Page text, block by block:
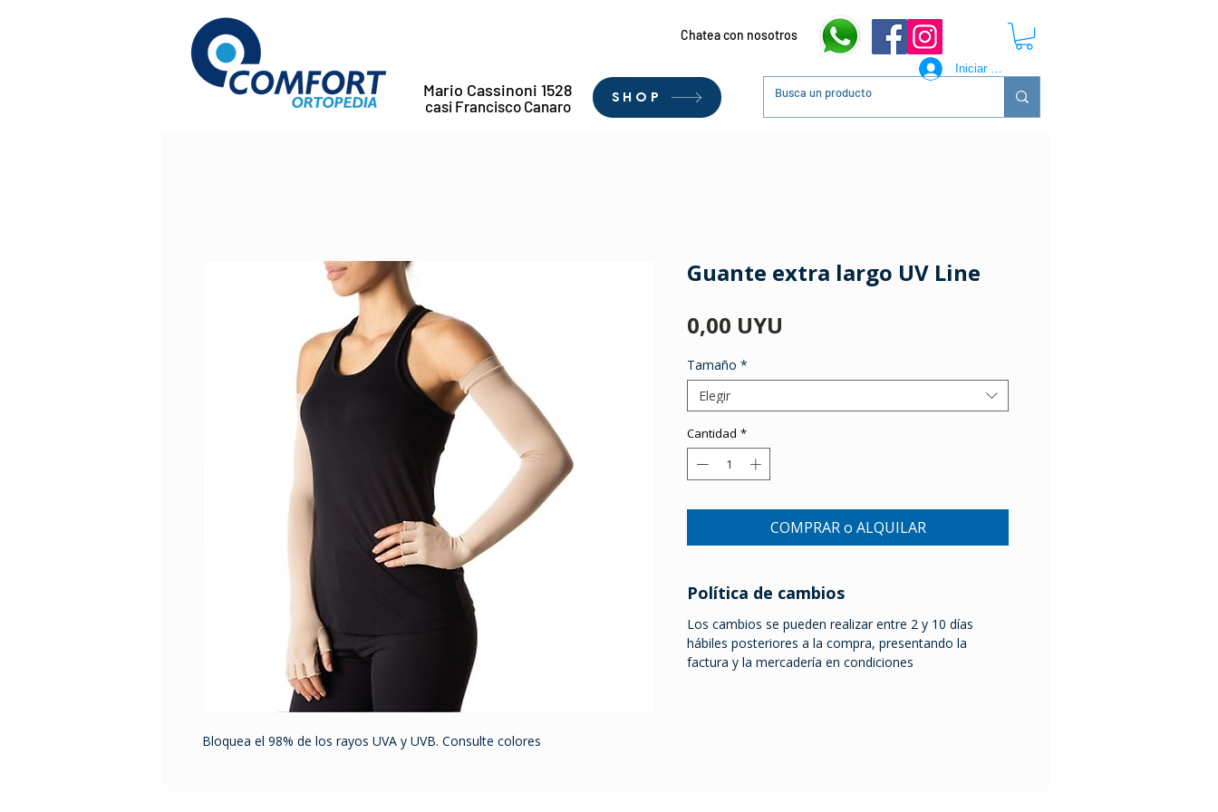
Mario Cassinoni 1528
casi Francisco Canaro
Chatea con nosotros
SHOP
Iniciar sesión
Bloquea el 98% de los rayos UVA y UVB. Consulte colores
Guante extra largo UV Line
0,00 UYU
Tamaño *
Elegir
Cantidad *
COMPRAR o ALQUILAR
Política de cambios
Los cambios se pueden realizar entre 2 y 10 días
hábiles posteriores a la compra, presentando la
factura y la mercadería en condiciones